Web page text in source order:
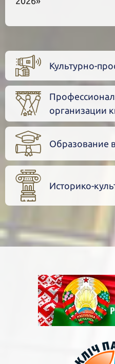
Культурно-
организации
Образование
Историко-